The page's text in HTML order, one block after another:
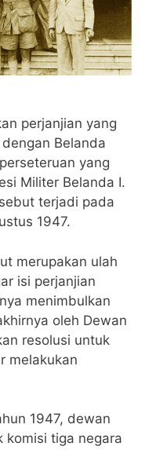
perjanjian yang
Belanda
yang
Militer Belanda I.
terjadi pada
1947.
merupakan ulah
isi perjanjian
menimbulkan
oleh Dewan
resolusi untuk
melakukan
1947, dewan
komisi tiga negara